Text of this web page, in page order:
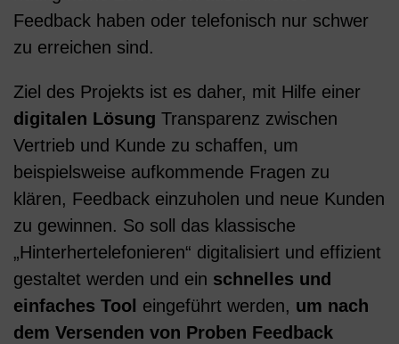
Feedback haben oder telefonisch nur schwer
zu erreichen sind.
Ziel des Projekts ist es daher, mit Hilfe einer
digitalen Lösung Transparenz zwischen
Vertrieb und Kunde zu schaffen, um
beispielsweise aufkommende Fragen zu
klären, Feedback einzuholen und neue Kunden
zu gewinnen. So soll das klassische
„Hinterhertelefonieren“ digitalisiert und effizient
gestaltet werden​ und ein schnelles und
einfaches Tool eingeführt werden, um nach
dem Versenden von Proben Feedback